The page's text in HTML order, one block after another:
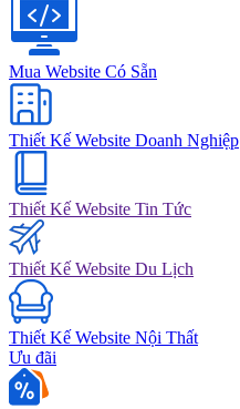
Mua Website Có Sẵn
Thiết Kế Website Doanh Nghiệp
Thiết Kế Website Tin Tức
Thiết Kế Website Du Lịch
Thiết Kế Website Nội Thất
Ưu đãi